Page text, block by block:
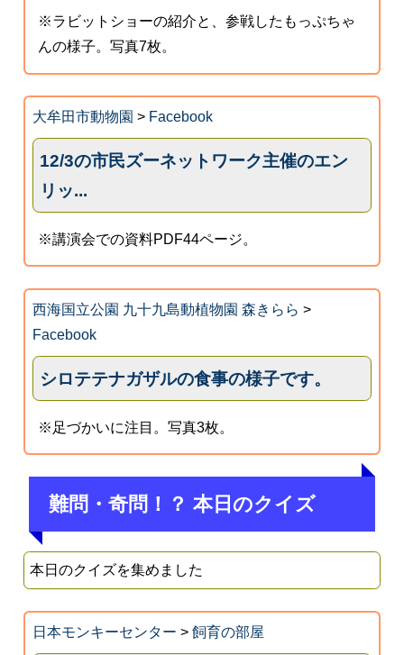
※ラビットショーの紹介と、参戦したもっぷちゃ
んの様子。写真7枚。
大牟田市動物園 > Facebook
12/3の市民ズーネットワーク主催のエン
リッ...
※講演会での資料PDF44ページ。
西海国立公園 九十九島動植物園 森きらら >
Facebook
シロテテナガザルの食事の様子です。
※足づかいに注目。写真3枚。
難問・奇問！？ 本日のクイズ
本日のクイズを集めました
日本モンキーセンター > 飼育の部屋